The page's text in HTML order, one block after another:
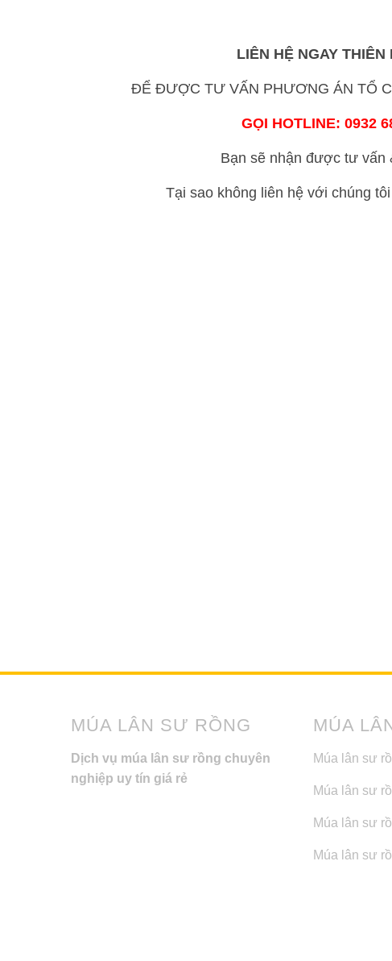
LIÊN HỆ NGAY
ĐỂ ĐƯỢC TƯ VẤN PHƯƠNG ÁN TỔ
GỌI HOTLINE: 0932
Bạn sẽ nhận được tư vấn
Tại sao không liên hệ với chúng
MÚA LÂN SƯ RỒNG
Dịch vụ múa lân sư rồng chuyên
nghiệp uy tín giá rẻ
MÚA
Múa lân sư
Múa lân sư
Múa lân sư
Múa lân sư